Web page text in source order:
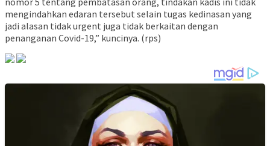
mengindahkan edaran tersebut selain tugas kedinasan yang
jadi alasan tidak urgent juga tidak berkaitan dengan
penanganan Covid-19,” kuncinya. (rps)